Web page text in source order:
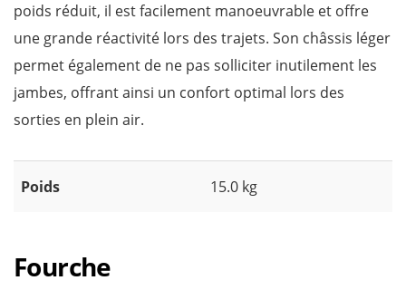
poids réduit, il est facilement manoeuvrable et offre
une grande réactivité lors des trajets. Son châssis léger
permet également de ne pas solliciter inutilement les
jambes, offrant ainsi un confort optimal lors des
sorties en plein air.
Poids 15.0 kg
Fourche